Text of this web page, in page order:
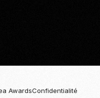
AwardsConfidentialité